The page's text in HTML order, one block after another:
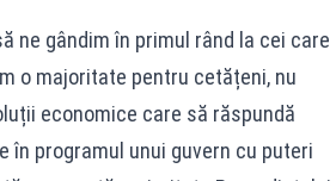
ne gândim în primul rând la cei care
o majoritate pentru cetățeni, nu
economice care să răspundă
în programul unui guvern cu puteri